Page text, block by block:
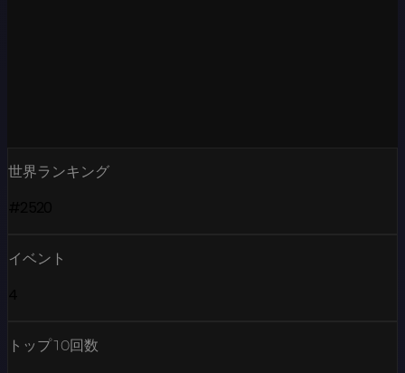
世界ランキング
イベント
トップ10回数